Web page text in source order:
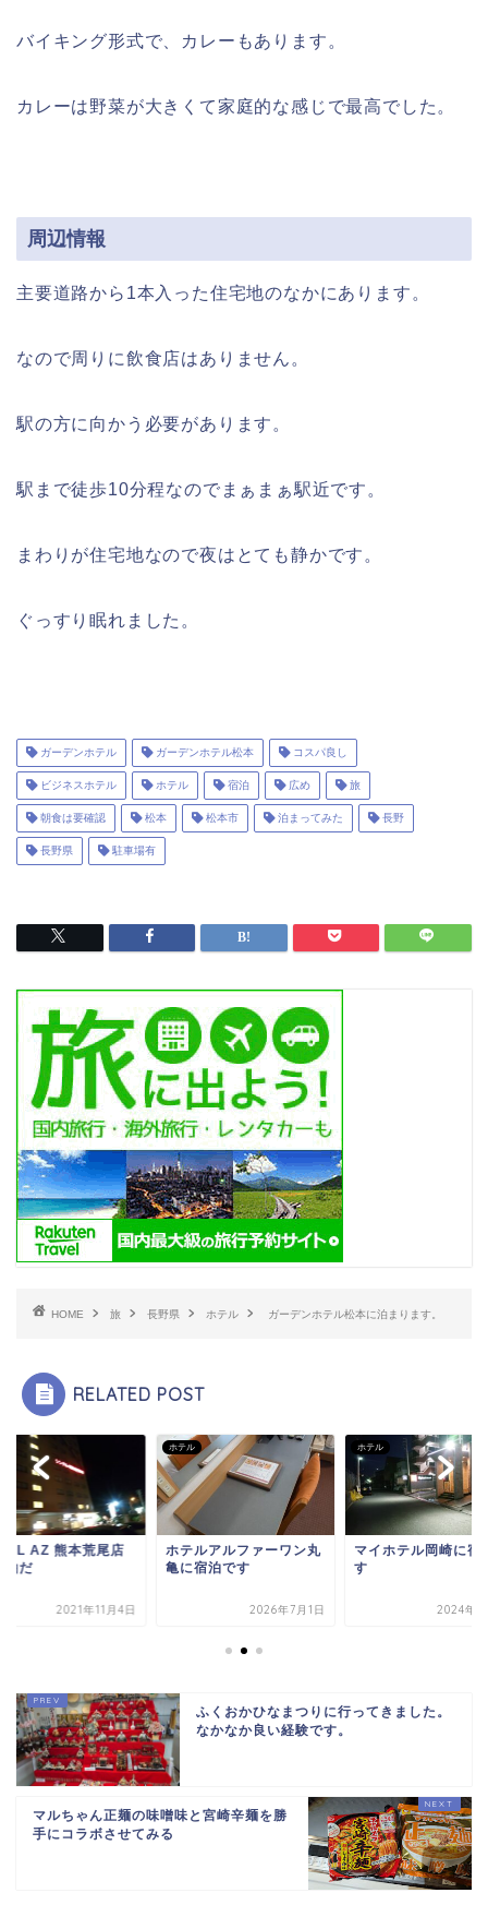
バイキング形式で、カレーもあります。
カレーは野菜が大きくて家庭的な感じで最高でした。
周辺情報
主要道路から1本入った住宅地のなかにあります。
なので周りに飲食店はありません。
駅の方に向かう必要があります。
駅まで徒歩10分程なのでまぁまぁ駅近です。
まわりが住宅地なので夜はとても静かです。
ぐっすり眠れました。
ガーデンホテル ガーデンホテル松本 コスパ良し
ビジネスホテル ホテル 宿泊 広め 旅
朝食は要確認 松本 松本市 泊まってみた 長野
長野県 駐車場有
HOME 旅 長野県 ホテル ガーデンホテル松本に泊まります。
RELATED POST
AZ 熊本荒尾店
泊だ
2021年11月4日
ホテル
ホテルアルファーワン丸
亀に宿泊です
2026年7月1日
ホテル
マイホテル岡崎に宿
す
2024年5
ふくおかひなまつりに行ってきました。
なかなか良い経験です。
マルちゃん正麺の味噌味と宮崎辛麺を勝
手にコラボさせてみる